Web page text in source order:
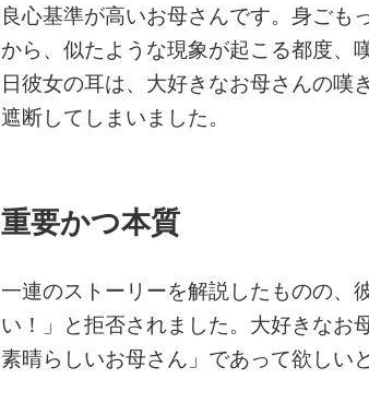
良心基準が高いお母さんです。身ごも
から、似たような現象が起こる都度、
日彼女の耳は、大好きなお母さんの嘆
遮断してしまいました。
重要かつ本質
一連のストーリーを解説したものの、
い！」と拒否されました。大好きなお
素晴らしいお母さん」であって欲しい